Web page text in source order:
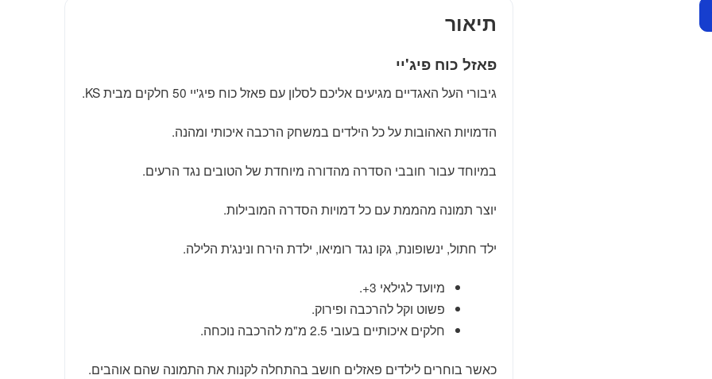
תיאור
פאזל כוח פיג'יי
גיבורי העל האגדיים מגיעים אליכם לסלון עם פאזל כוח פיג'יי 50 חלקים מבית KS.
הדמויות האהובות על כל הילדים במשחק הרכבה איכותי ומהנה.
במיוחד עבור חובבי הסדרה מהדורה מיוחדת של הטובים נגד הרעים.
יוצר תמונה מהממת עם כל דמויות הסדרה המובילות.
ילד חתול, ינשופונת, גקו נגד רומיאו, ילדת הירח ונינג'ת הלילה.
מיועד לגילאי 3+.
פשוט וקל להרכבה ופירוק.
חלקים איכותיים בעובי 2.5 מ"מ להרכבה נוכחה.
כאשר בוחרים לילדים פאזלים חושב בהתחלה לקנות את התמונה שהם אוהבים.